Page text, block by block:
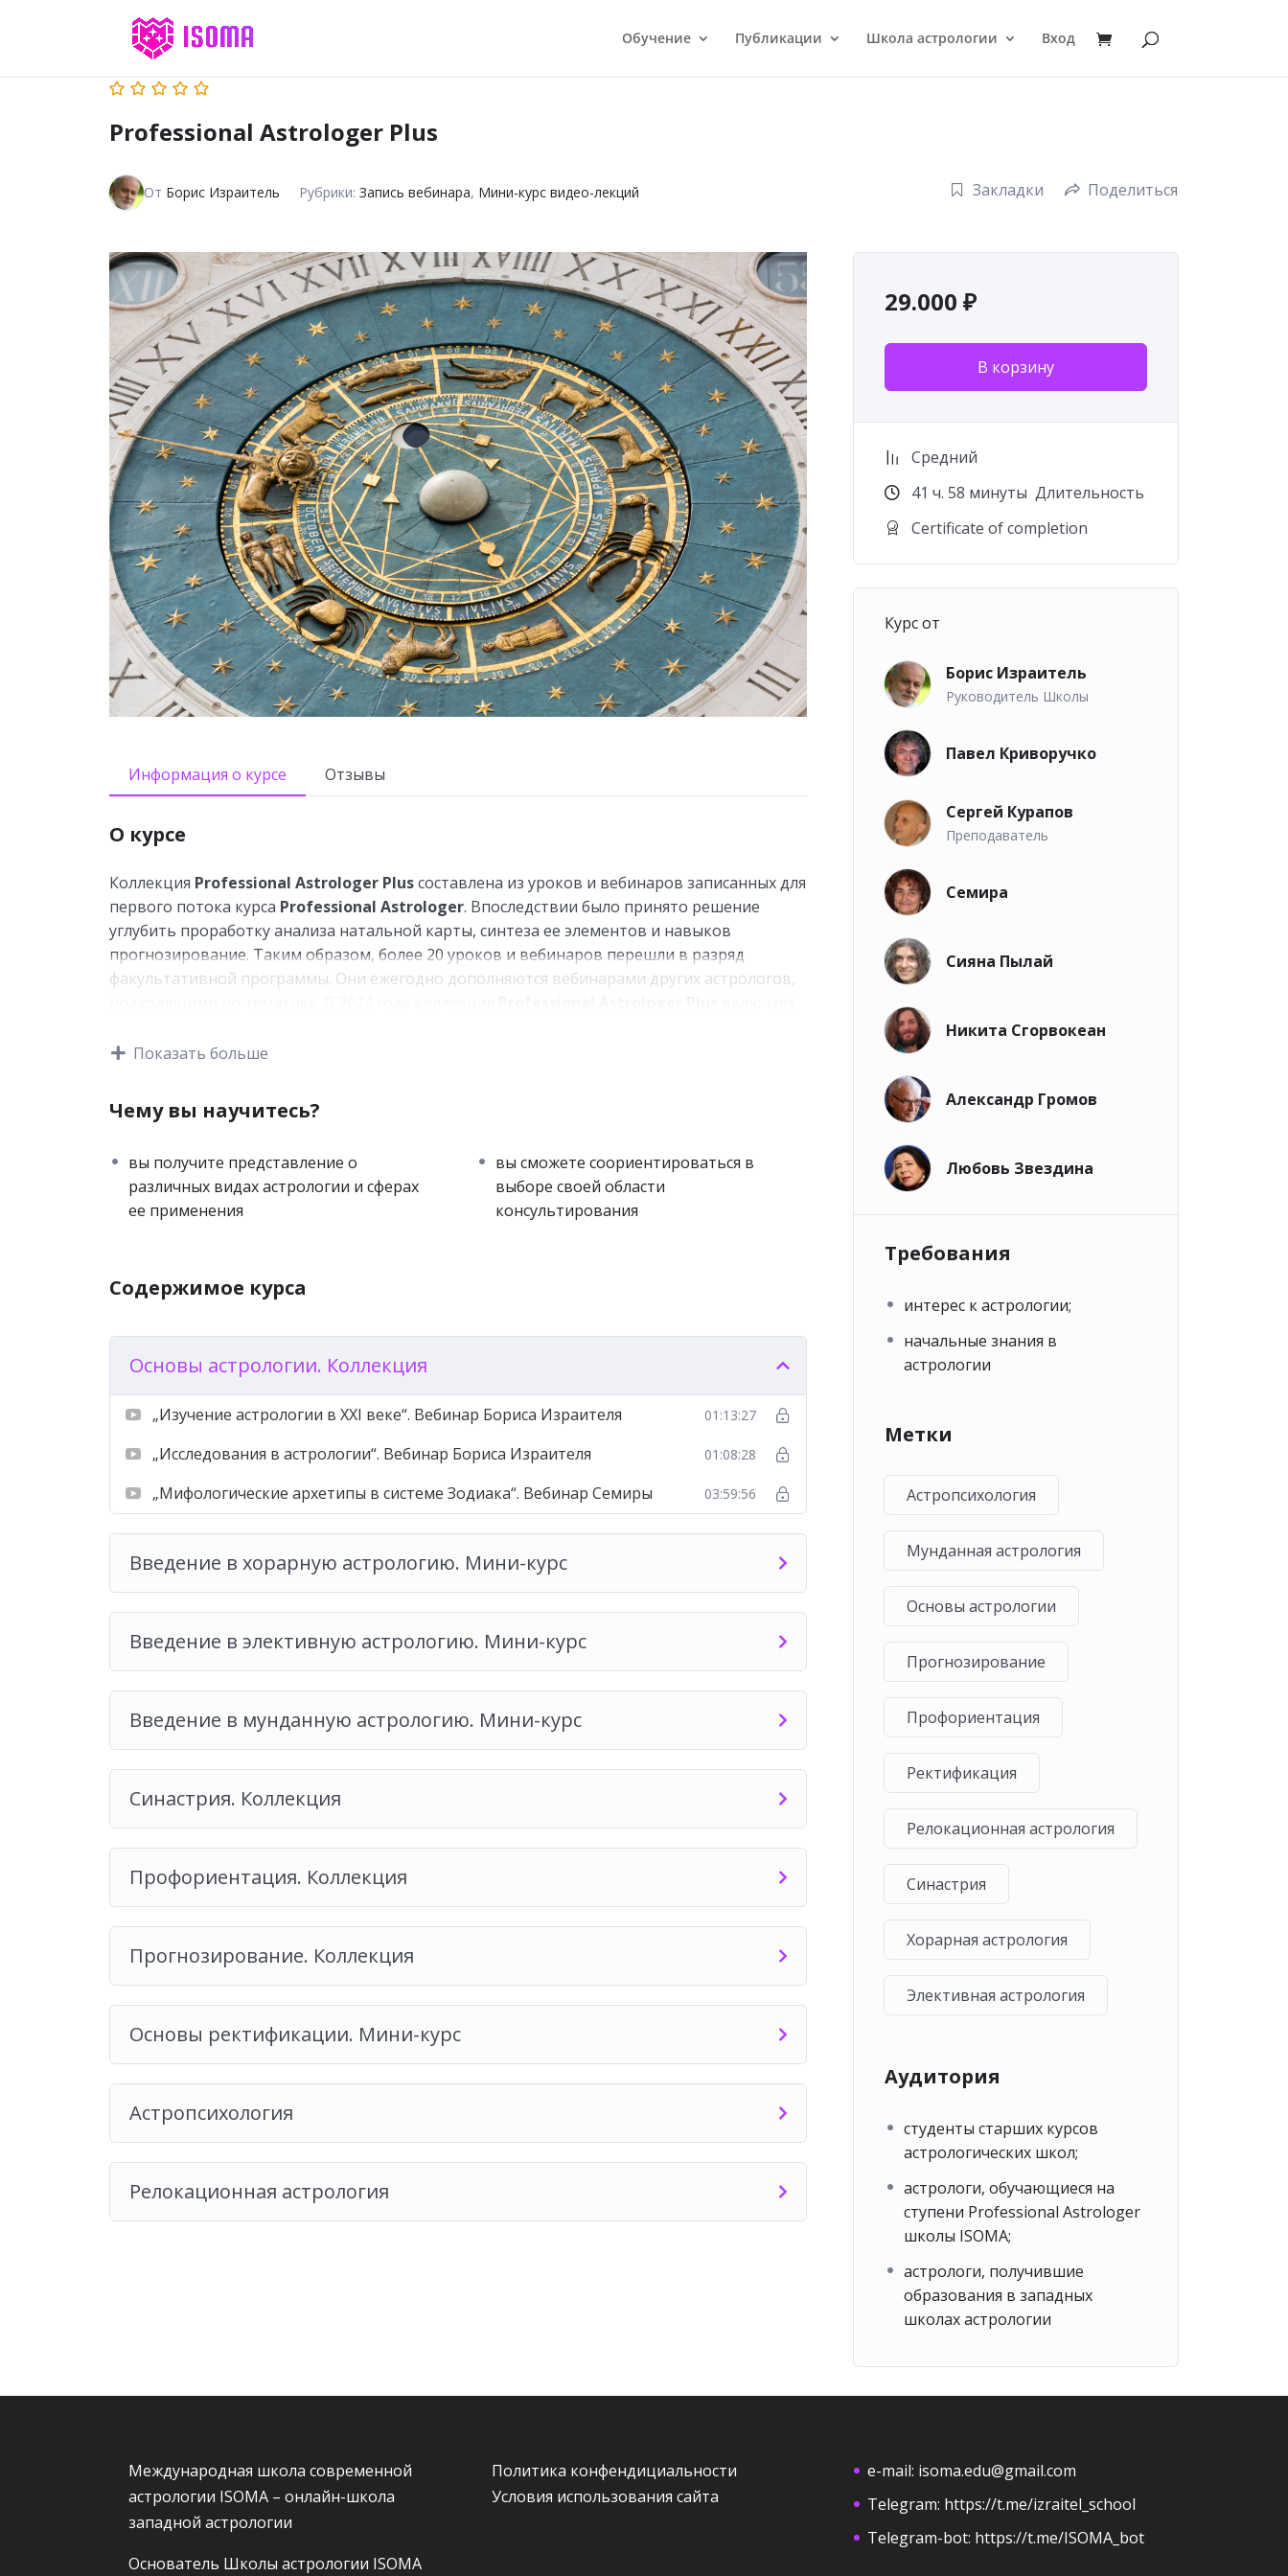
Обучение Публикации Школа астрологии Вход
Professional Astrologer Plus
От Борис Израитель Рубрики: Запись вебинара, Мини-курс видео-лекций Закладки Поделиться
Информация о курсе Отзывы
О курсе
Коллекция Professional Astrologer Plusсоставлена из уроков и вебинаров записанных для
первого потока курса Professional Astrologer. Впоследствии было принято решение
углубить проработку анализа натальной карты, синтеза ее элементов и навыков
прогнозирование. Таким образом, более 20 уроков и вебинаров перешли в разряд
факультативной программы. Они ежегодно дополняются вебинарами других астрологов,
Мини-курсы
✯ «Введение в элективную астрологию»,
✯ «Основы ректификации»,
✪ «Синастрия»,
✪ «Профориентация»,
Вебинары
✫ «Астрологическая психология. Эмоциональная сфера. Сфера воли»
✫ «Релокационная астрология»
Показать больше
Чему вы научитесь?
вы получите представление о
различных видах астрологии и сферах
ее применения
вы сможете соориентироваться в
выборе своей области
консультирования
Содержимое курса
Основы астрологии. Коллекция
„Изучение астрологии в XXI веке“. Вебинар Бориса Израителя 01:13:27
„Исследования в астрологии“. Вебинар Бориса Израителя 01:08:28
„Мифологические архетипы в системе Зодиака“. Вебинар Семиры 03:59:56
Введение в хорарную астрологию. Мини-курс
Введение в элективную астрологию. Мини-курс
Введение в мунданную астрологию. Мини-курс
Синастрия. Коллекция
Профориентация. Коллекция
Прогнозирование. Коллекция
Основы ректификации. Мини-курс
Астропсихология
Релокационная астрология
29.000 ₽
В корзину
Средний
41 ч. 58 минуты Длительность
Certificate of completion
Курс от
Борис Израитель
Руководитель Школы
Павел Криворучко
Сергей Курапов
Преподаватель
Семира
Сияна Пылай
Никита Сгорвокеан
Александр Громов
Любовь Звездина
Требования
интерес к астрологии;
начальные знания в
астрологии
Метки
Астропсихология
Мунданная астрология
Основы астрологии
Прогнозирование
Профориентация
Ректификация
Релокационная астрология
Синастрия
Хорарная астрология
Элективная астрология
Аудитория
студенты старших курсов
астрологических школ;
астрологи, обучающиеся на
ступени Professional Astrologer
школы ISOMA;
астрологи, получившие
образования в западных
школах астрологии
Международная школа современной
астрологии ISOMA – онлайн-школа
западной астрологии
Основатель Школы астрологии ISOMA
Политика конфендициальности
Условия использования сайта
e-mail: isoma.edu@gmail.com
Telegram: https://t.me/izraitel_school
Telegram-bot: https://t.me/ISOMA_bot